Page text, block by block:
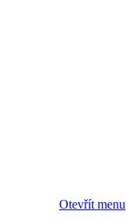
Otevřít menu